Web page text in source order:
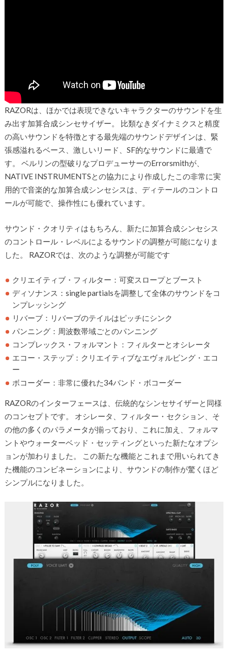
RAZORは、ほかでは表現できないキャラクターのサウンドを生
み出す加算合成シンセサイザー。 比類なきダイナミクスと精度
の高いサウンドを特徴とする最先端のサウンドデザインは、緊
張感溢れるベース、激しいリード、SF的なサウンドに最適で
す。 ベルリンの型破りなプロデューサーのErrorsmithが、
NATIVE INSTRUMENTSとの協力により作成したこの非常に実
用的で音楽的な加算合成シンセシスは、ディテールのコントロ
ールが可能で、操作性にも優れています。
サウンド・クオリティはもちろん、新たに加算合成シンセシス
のコントロール・レベルによるサウンドの調整が可能になりま
した。 RAZORでは、次のような調整が可能です
クリエイティブ・フィルター：可変スロープとブースト
ディソナンス：single partialsを調整して全体のサウンドをコ
ンプレッシング
リバーブ：リバーブのテイルはピッチにシンク
パンニング：周波数帯域ごとのパンニング
コンプレックス・フォルマント：フィルターとオシレータ
エコー・ステップ：クリエイティブなエヴォルビング・エコ
ー
ボコーダー：非常に優れた34バンド・ボコーダー
RAZORのインターフェースは、伝統的なシンセサイザーと同様
のコンセプトです。 オシレータ、フィルター・セクション、そ
の他の多くのパラメータが揃っており、これに加え、フォルマ
ントやウォーターベッド・セッティングといった新たなオプシ
ョンが加わりました。 この新たな機能とこれまで用いられてき
た機能のコンビネーションにより、サウンドの制作が驚くほど
シンプルになりました。